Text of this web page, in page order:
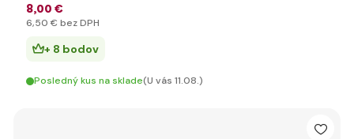
8,00 €
6,50 € bez DPH
+ 8 bodov
Posledný kus na sklade(U vás 11.08.)